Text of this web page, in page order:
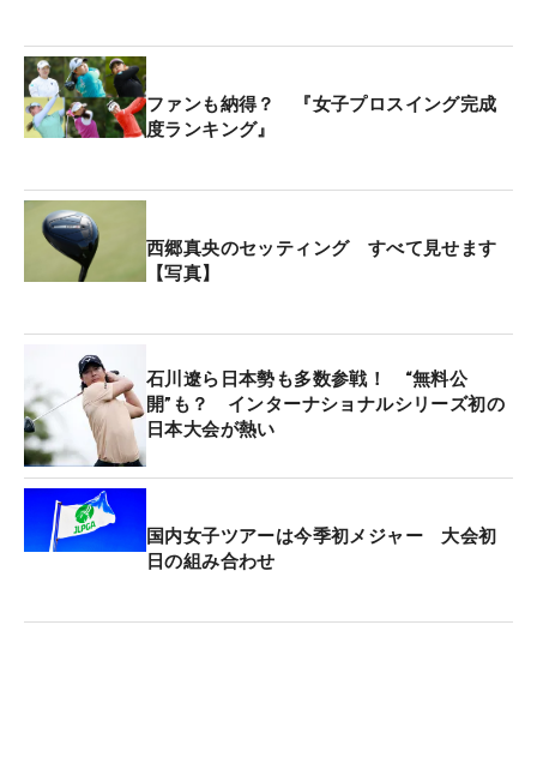
ファンも納得？ 『女子プロスイング完成
度ランキング』
西郷真央のセッティング すべて見せます
【写真】
石川遼ら日本勢も多数参戦！ “無料公
開”も？ インターナショナルシリーズ初の
日本大会が熱い
国内女子ツアーは今季初メジャー 大会初
日の組み合わせ